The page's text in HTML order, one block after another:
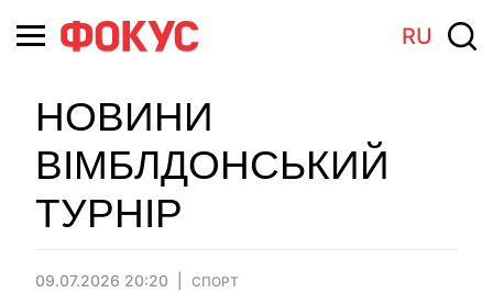
RU
НОВИНИ
ВІМБЛДОНСЬКИЙ
ТУРНІР
09.07.2026 20:20 СПОРТ